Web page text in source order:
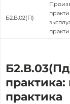
Б2.В.02(П)
практика